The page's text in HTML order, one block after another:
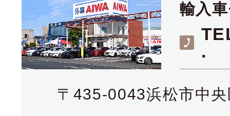
輸入
〒435-0043浜松市中
.